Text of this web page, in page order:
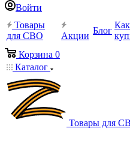
Войти
Товары
для СВО
Акции
Блог
Как
Корзина 0
Каталог
Товары для